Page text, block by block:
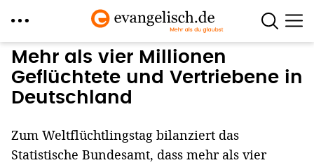
Direkt
zum
Inhalt
Mehr als vier Millionen
Geflüchtete und Vertriebene in
Deutschland
Zum Weltflüchtlingstag bilanziert das
Statistische Bundesamt, dass mehr als vier